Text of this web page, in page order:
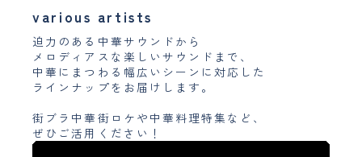
various artists
迫力のある中華サウンドから
メロディアスな楽しいサウンドまで、
中華にまつわる幅広いシーンに対応した
ラインナップをお届けします。
街ブラ中華街ロケや中華料理特集など、
ぜひご活用ください！